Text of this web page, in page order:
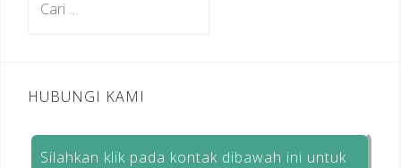
HUBUNGI KAMI
Silahkan klik pada kontak dibawah ini untuk